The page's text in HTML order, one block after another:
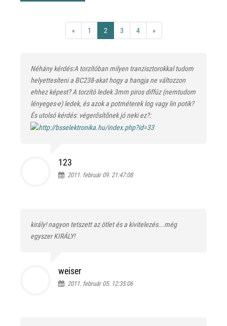
« 1 2 3 4 »
Néhány kérdés:A torzítóban milyen tranzisztorokkal tudom
helyettesíteni a BC238-akat hogy a hangja ne változzon
ehhez képest? A torzító ledek 3mm piros diffúz (nemtudom
lényeges-e) ledek, és azok a potméterek log vagy lin potik?
És utolsó kérdés: végerősítőnek jó neki ez?:
123
2011. február 09. 21:47:08
király! nagyon tetszett az ötlet és a kivitelezés...még
egyszer KIRÁLY!
weiser
2011. február 05. 12:35:06